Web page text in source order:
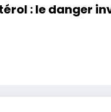
: le danger